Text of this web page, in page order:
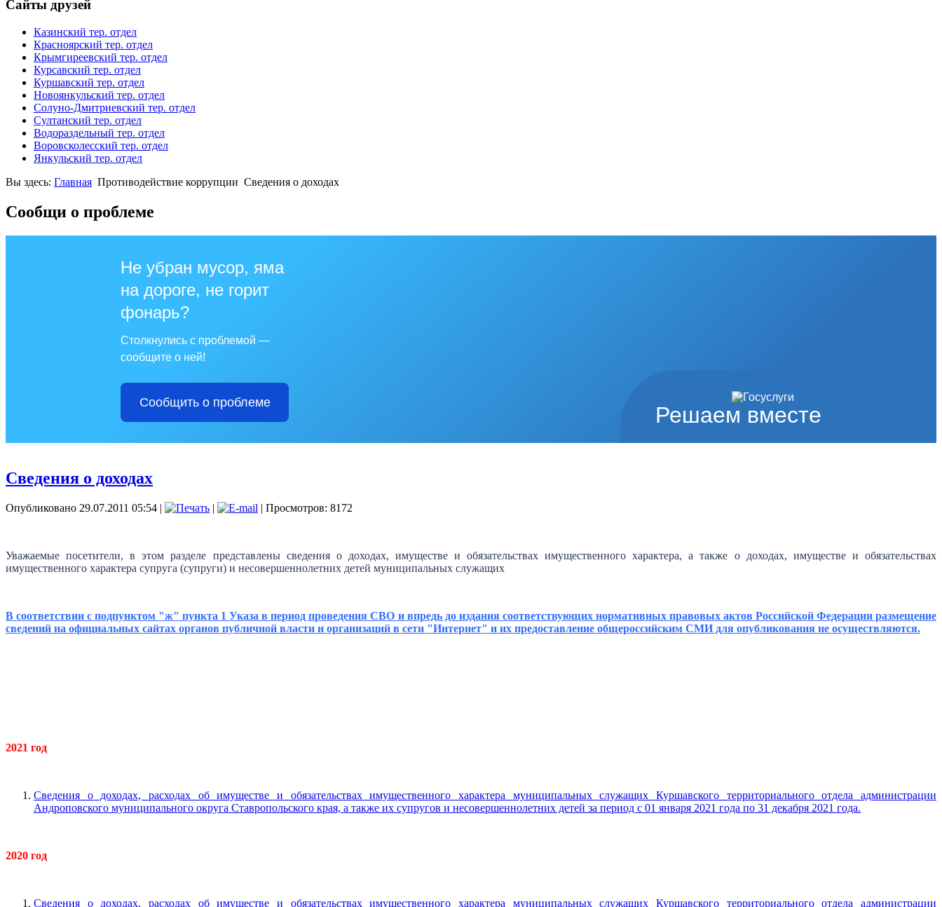
Сайты друзей
Казинский тер. отдел
Красноярский тер. отдел
Крымгиреевский тер. отдел
Курсавский тер. отдел
Куршавский тер. отдел
Новоянкульский тер. отдел
Солуно-Дмитриевский тер. отдел
Султанский тер. отдел
Водораздельный тер. отдел
Воровсколесский тер. отдел
Янкульский тер. отдел
Вы здесь: Главная Противодействие коррупции Сведения о доходах
Сообщи о проблеме
Решаем вместе
Не убран мусор, яма
на дороге, не горит
фонарь?
Столкнулись с проблемой —
сообщите о ней!
Сообщить о проблеме
Сведения о доходах
Опубликовано 29.07.2011 05:54 | | | Просмотров: 8172
Уважаемые посетители, в этом разделе представлены сведения о доходах, имуществе и обязательствах имущественного характера, а также о доходах, имуществе и обязательствах
имущественного характера супруга (супруги) и несовершеннолетних детей муниципальных служащих
В соответствии с подпунктом "ж" пункта 1 Указа в период проведения СВО и впредь до издания соответствующих нормативных правовых актов Российской Федерации размещение
сведений на официальных сайтах органов публичной власти и организаций в сети "Интернет" и их предоставление общероссийским СМИ для опубликования не осуществляются.
2021 год
Сведения о доходах, расходах об имуществе и обязательствах имущественного характера муниципальных служащих Куршавского территориального отдела администрации
Андроповского муниципального округа Ставропольского края, а также их супругов и несовершеннолетних детей за период с 01 января 2021 года по 31 декабря 2021 года.
2020 год
Сведения о доходах, расходах об имуществе и обязательствах имущественного характера муниципальных служащих Куршавского территориального отдела администрации